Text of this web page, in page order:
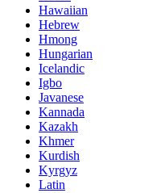
Hawaiian
Hebrew
Hmong
Hungarian
Icelandic
Igbo
Javanese
Kannada
Kazakh
Khmer
Kurdish
Kyrgyz
Latin